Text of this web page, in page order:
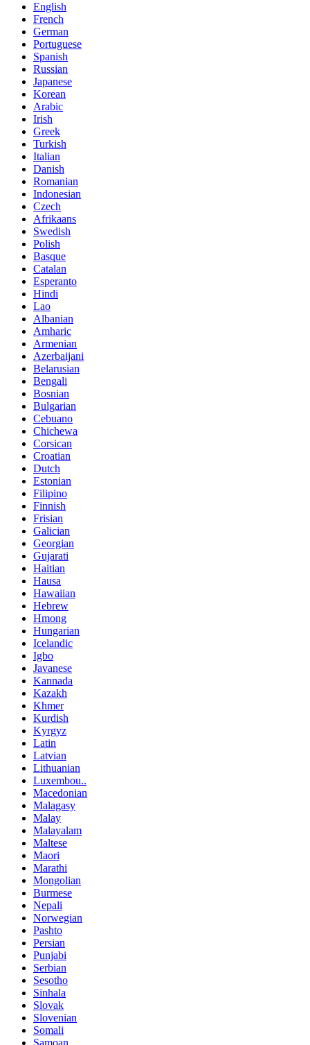
English
French
German
Portuguese
Spanish
Russian
Japanese
Korean
Arabic
Irish
Greek
Turkish
Italian
Danish
Romanian
Indonesian
Czech
Afrikaans
Swedish
Polish
Basque
Catalan
Esperanto
Hindi
Lao
Albanian
Amharic
Armenian
Azerbaijani
Belarusian
Bengali
Bosnian
Bulgarian
Cebuano
Chichewa
Corsican
Croatian
Dutch
Estonian
Filipino
Finnish
Frisian
Galician
Georgian
Gujarati
Haitian
Hausa
Hawaiian
Hebrew
Hmong
Hungarian
Icelandic
Igbo
Javanese
Kannada
Kazakh
Khmer
Kurdish
Kyrgyz
Latin
Latvian
Lithuanian
Luxembou..
Macedonian
Malagasy
Malay
Malayalam
Maltese
Maori
Marathi
Mongolian
Burmese
Nepali
Norwegian
Pashto
Persian
Punjabi
Serbian
Sesotho
Sinhala
Slovak
Slovenian
Somali
Samoan